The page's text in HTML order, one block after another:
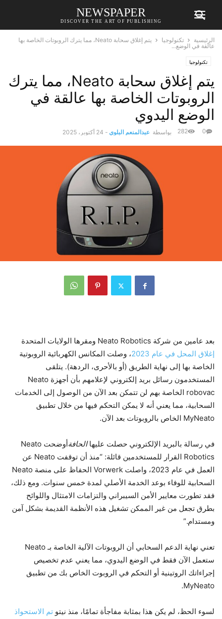
NEWSPAPER
DISCOVER THE ART OF PUBLISHING
الرئيسية تكنولوجيا
يتم إغلاق سحابة Neato، مما يترك الروبوتات الخاصة بها
عالقة في الوضع...
تكنولوجيا
يتم إغلاق سحابة Neato، مما يترك
الروبوتات الخاصة بها عالقة في
الوضع اليدوي
بواسطة عبدالمنعم البلوي - 24 أكتوبر، 2025 0
282
بعد عامين من شركة Neato Robotics ومقرها الولايات المتحدة
إغلاق المحل في عام 2023
، وصلت المكانس الكهربائية الروبوتية
الخاصة بها إلى نهاية الطريق (أو بالأحرى، الردهة). يتلقى
المستخدمون رسائل بريد إلكتروني لإعلامهم بأن أجهزة Neato
robovac الخاصة بهم لن تتمكن بعد الآن من الوصول إلى الخدمات
السحابية، مما يعني أنه لا يمكن التحكم فيها من خلال تطبيق
MyNeato الخاص بالروبوتات بعد الآن.
في رسالة بالبريد الإلكتروني حصلت عليهاالحافة
أوضحت Neato
Robotics القرار للمستخدمين قائلة: “منذ أن توقفت Neato عن
العمل في عام 2023، واصلت Vorwerk الحفاظ على منصة Neato
السحابية للوفاء بوعد الخدمة الأصلي لمدة خمس سنوات. ومع ذلك،
فقد تطورت معايير الأمن السيبراني والتزامات الامتثال واللوائح
بطرق تجعل من غير الممكن تشغيل هذه الأنظمة القديمة بشكل آمن
ومستدام.”
تعني نهاية الدعم السحابي أن الروبوتات الآلية الخاصة بـ Neato
ستعمل الآن فقط في الوضع اليدوي، مما يعني عدم تخصيص
إجراءاتك الروتينية أو التحكم في الروبوت الخاص بك من تطبيق
MyNeato.
لسوء الحظ، لم يكن هذا بمثابة مفاجأة تمامًا، منذ نيتو تم الاستحواذ